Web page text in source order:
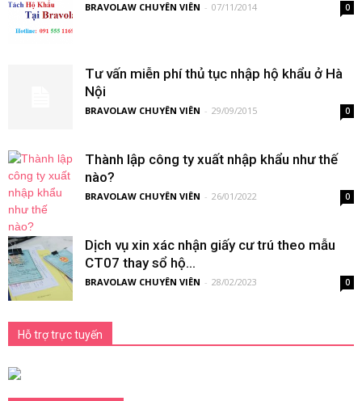
BRAVOLAW CHUYÊN VIÊN - 07/11/2014 0
Tư vấn miễn phí thủ tục nhập hộ khẩu ở Hà
Nội
BRAVOLAW CHUYÊN VIÊN - 29/09/2015 0
Thành lập công ty xuất nhập khẩu như thế
nào?
BRAVOLAW CHUYÊN VIÊN - 26/01/2022 0
Dịch vụ xin xác nhận giấy cư trú theo mẫu
CT07 thay sổ hộ...
BRAVOLAW CHUYÊN VIÊN - 28/02/2023 0
Hỗ trợ trực tuyến